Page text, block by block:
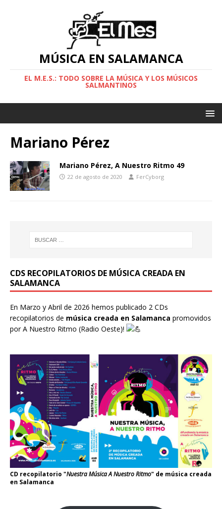
MÚSICA EN SALAMANCA
EL M.E.S.: TODO SOBRE LA MÚSICA Y LOS MÚSICOS
SALMANTINOS
Mariano Pérez
Mariano Pérez, A Nuestro Ritmo 49
22 de agosto de 2020 FerCyborg
CDS RECOPILATORIOS DE MÚSICA CREADA EN
SALAMANCA
En Marzo y Abril de 2026 hemos publicado 2 CDs
recopilatorios de música creada en Salamanca promovidos
porA Nuestro Ritmo (Radio Oeste)!
CD recopilatorio "Nuestra Música A Nuestro Ritmo" de música creada
en Salamanca